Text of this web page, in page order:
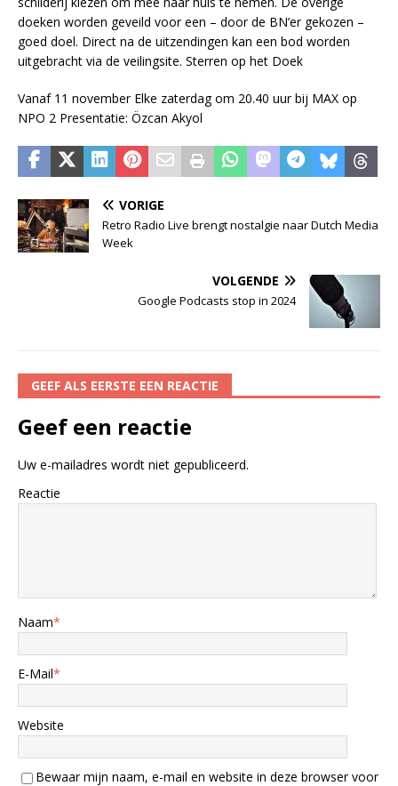
doeken worden geveild voor een – door de BN’er gekozen –
goed doel. Direct na de uitzendingen kan een bod worden
uitgebracht via de veilingsite. Sterren op het Doek
Vanaf 11 november Elke zaterdag om 20.40 uur bij MAX op
NPO 2 Presentatie: Özcan Akyol
VORIGE
Retro Radio Live brengt nostalgie naar Dutch Media
Week
VOLGENDE
Google Podcasts stop in 2024
GEEF ALS EERSTE EEN REACTIE
Geef een reactie
Uw e-mailadres wordt niet gepubliceerd.
Reactie
Naam*
E-Mail*
Website
Bewaar mijn naam, e-mail en website in deze browser voor